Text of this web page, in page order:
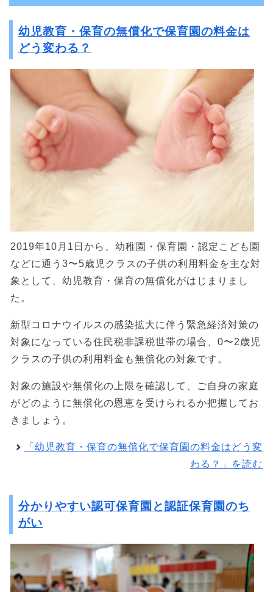
幼児教育・保育の無償化で保育園の料金は
どう変わる？
2019年10月1日から、幼稚園・保育園・認定こども園
などに通う3〜5歳児クラスの子供の利用料金を主な対
象として、幼児教育・保育の無償化がはじまりまし
た。
新型コロナウイルスの感染拡大に伴う緊急経済対策の
対象になっている住民税非課税世帯の場合、0〜2歳児
クラスの子供の利用料金も無償化の対象です。
対象の施設や無償化の上限を確認して、ご自身の家庭
がどのように無償化の恩恵を受けられるか把握してお
きましょう。
「幼児教育・保育の無償化で保育園の料金はどう変
わる？」を読む
分かりやすい認可保育園と認証保育園のち
がい